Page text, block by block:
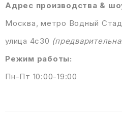
Адрес производства &
Москва, метро Водный
улица 4с30
Режим работы:
Пн-Пт 10:00-19:00